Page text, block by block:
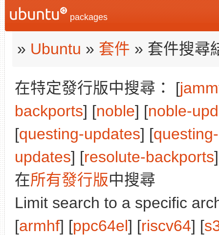
packages
» Ubuntu » 套件 » 套件搜尋
在特定發行版中搜尋： [
backports] [noble] [noble-
[questing-updates] [
updates] [resolute-backports
在所有發行版中搜尋
Limit search to a specific
[armhf] [ppc64el] [riscv64] [